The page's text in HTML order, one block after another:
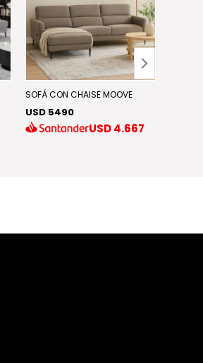
SOFÁ CON CHAISE MOOVE
USD 5490
USD4.667